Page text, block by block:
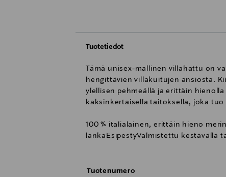
Tuotetiedot
Tämä unisex-mallinen villahattu on
hengittävien villakuitujen ansiosta.
ylellisen pehmeällä ja erittäin
kaksinkertaisella taitoksella, joka
100 % italialainen, erittäin hieno
lankaEsipestyValmistettu kestävällä
Tuotenumero